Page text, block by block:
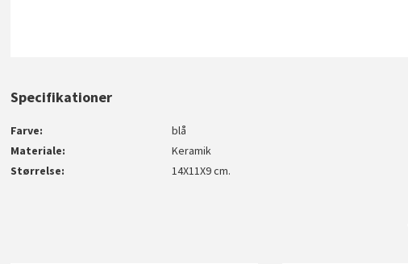
Specifikationer
Farve
blå
Materiale
Keramik
Størrelse
14X11X9 cm.